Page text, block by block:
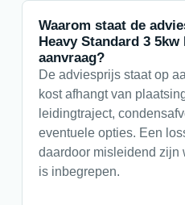
Waarom staat de
Heavy Standard 3
aanvraag?
De adviesprijs staat op
kost afhangt van
leidingtraject,
eventuele opties. Een
daardoor misleidend zijn
is inbegrepen.